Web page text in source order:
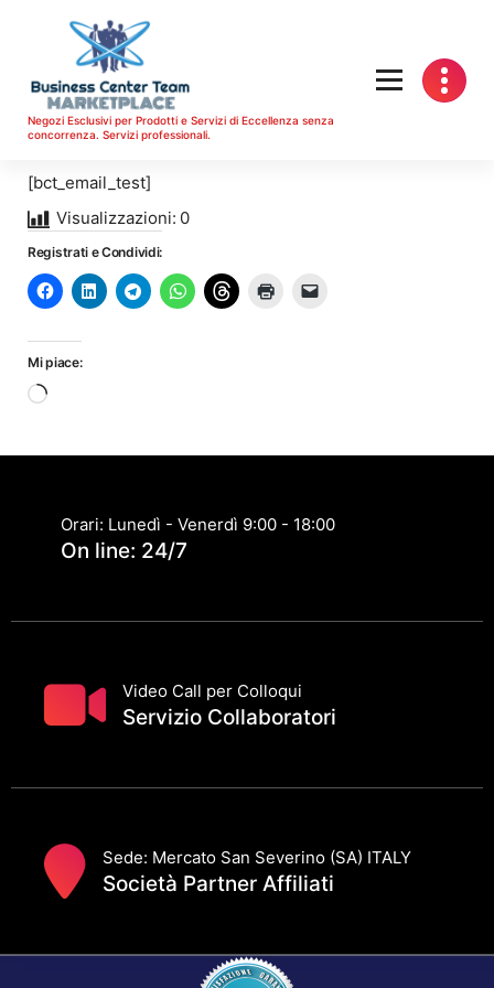
contenuto
Negozi Esclusivi per Prodotti e Servizi di Eccellenza senza
concorrenza. Servizi professionali.
[bct_email_test]
Visualizzazioni: 0
Registrati e Condividi:
Mi piace:
Caricamento
Orari: Lunedì - Venerdì 9:00 - 18:00
On line: 24/7
Video Call per Colloqui
Servizio Collaboratori
Sede: Mercato San Severino (SA) ITALY
Società Partner Affiliati